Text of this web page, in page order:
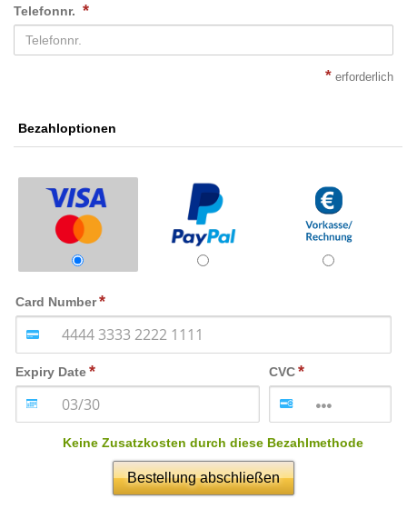
Telefonnr. *
* erforderlich
Bezahloptionen
Card Number
Expiry Date CVC
Keine Zusatzkosten durch diese Bezahlmethode
Bestellung abschließen